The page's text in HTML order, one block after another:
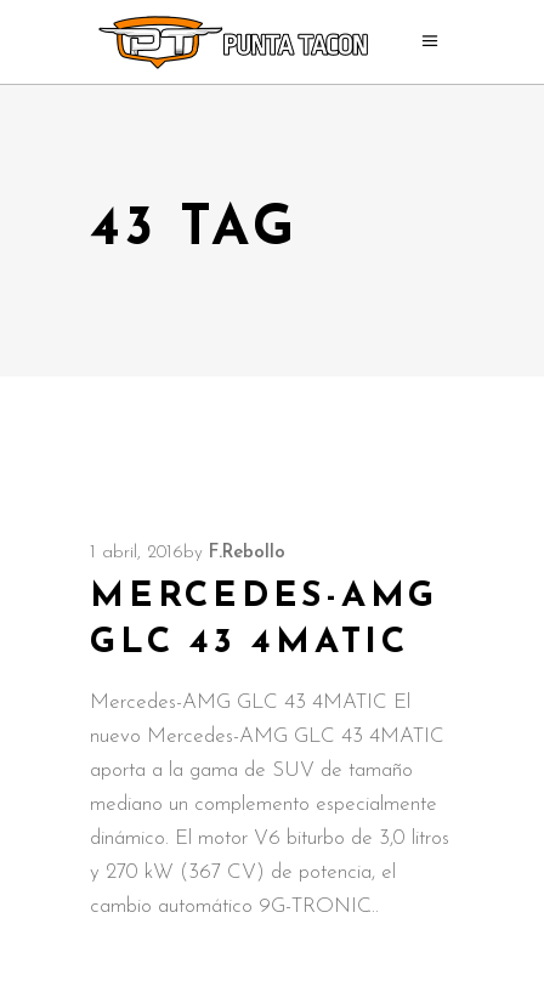
43 TAG
1 abril, 2016by F.Rebollo
MERCEDES-AMG
GLC 43 4MATIC
Mercedes-AMG GLC 43 4MATIC El
nuevo Mercedes-AMG GLC 43 4MATIC
aporta a la gama de SUV de tamaño
mediano un complemento especialmente
dinámico. El motor V6 biturbo de 3,0 litros
y 270 kW (367 CV) de potencia, el
cambio automático 9G-TRONIC